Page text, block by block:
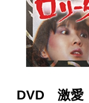
DVD 激愛